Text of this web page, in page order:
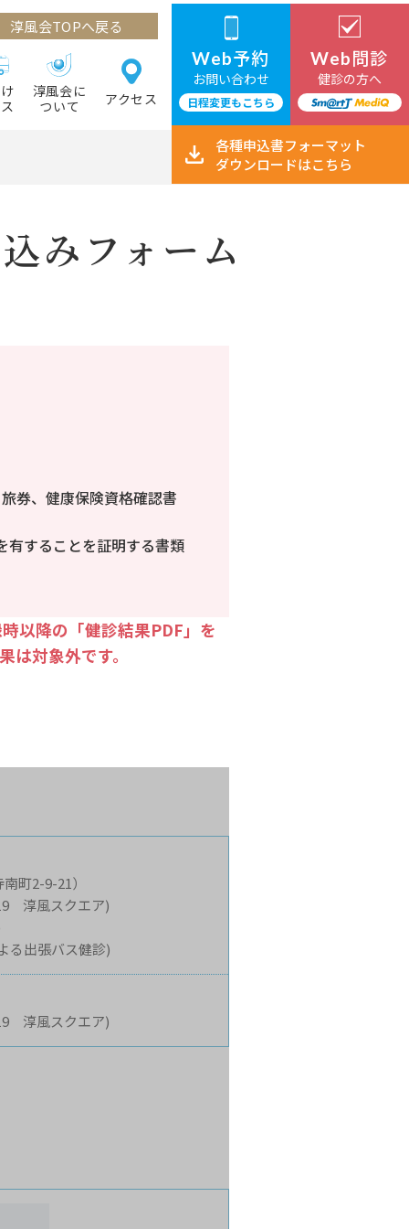
淳風会TOPへ戻る
淳風会に
ついて
アクセス
Web予約
お問い合わせ
日程変更もこちら
Web問診
健診の方へ
各種申込書フォーマット
ダウンロードはこちら
みフォーム
券、健康保険資格確認書
有することを証明する書類
以降の「健診結果PDF」を
対象外です。
町2-9-21）
淳風スクエア)
る出張バス健診)
淳風スクエア)